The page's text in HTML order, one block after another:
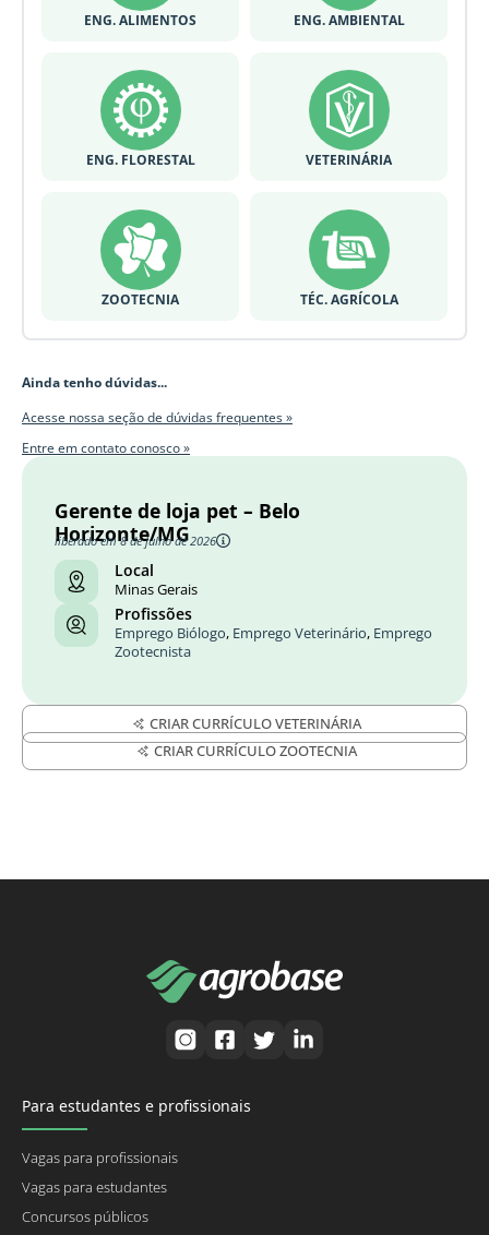
ENG. ALIMENTOS ENG. AMBIENTAL
ENG. FLORESTAL VETERINÁRIA
ZOOTECNIA TÉC. AGRÍCOLA
Ainda tenho dúvidas...
Acesse nossa seção de dúvidas frequentes »
Entre em contato conosco »
Gerente de loja pet – Belo
Horizonte/MG
liberado em 8 de julho de 2026
Local
Minas Gerais
Profissões
Emprego Biólogo, Emprego Veterinário, Emprego
Zootecnista
CRIAR CURRÍCULO VETERINÁRIA
CRIAR CURRÍCULO ZOOTECNIA
Para estudantes e profissionais
Vagas para profissionais
Vagas para estudantes
Concursos públicos